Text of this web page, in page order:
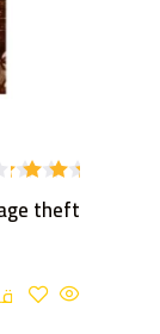
التقي
يم
theft